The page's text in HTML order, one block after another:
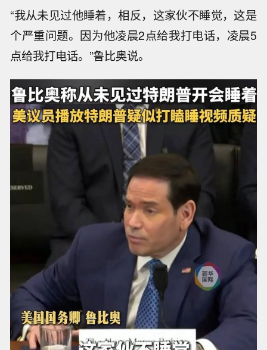
“我从未见过他睡着，相反，这家伙不睡觉，这是
个严重问题。因为他凌晨2点给我打电话，凌晨5
点给我打电话。”鲁比奥说。